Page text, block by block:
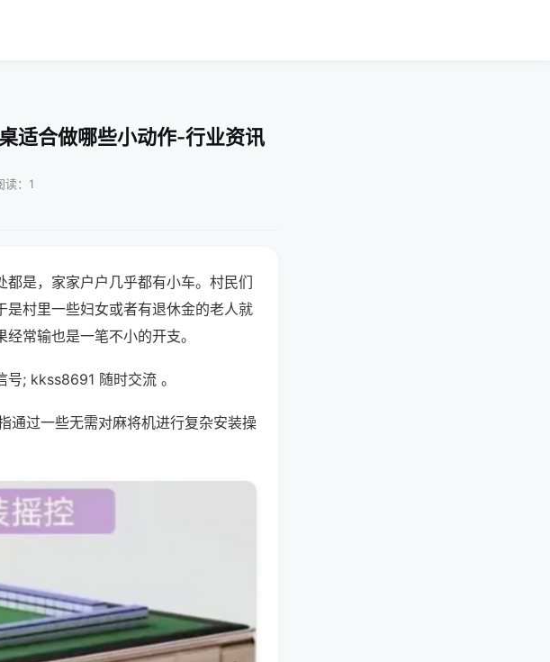
适合做哪些小动作-行业资讯
：1
是，家家户户几乎都有小车。村民们
村里一些妇女或者有退休金的老人就
常输也是一笔不小的开支。
; kkss8691 随时交流 。
通过一些无需对麻将机进行复杂安装操